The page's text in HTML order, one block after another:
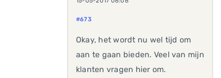
#673
Okay, het wordt nu wel tijd om
aan te gaan bieden. Veel van mijn
klanten vragen hier om.